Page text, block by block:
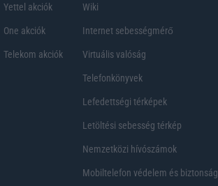
Yettel akciók
One akciók
Telekom akciók
Wiki
Internet sebességmérő
Virtuális valóság
Telefonkönyvek
Lefedettségi térképek
Letöltési sebesség térkép
Nemzetközi hívószámok
Mobiltelefon védelem és biztonság